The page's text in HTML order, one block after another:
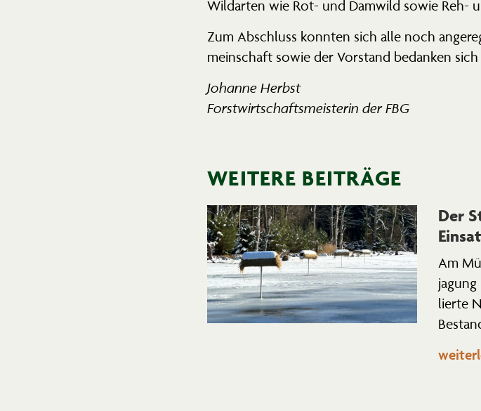
Wildarten wie Rot- und Damwild sowie Reh-
Zum Abschluss konnten sich alle noch
mein­schaft sowie der Vorstand bedanken
Johanne Herbst
Forst­wirt­schafts­meis­terin der FBG
WEITERE BEITRÄGE
Der
Am
lierte